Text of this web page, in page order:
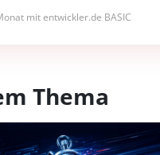
mit entwickler.de BASIC
Thema